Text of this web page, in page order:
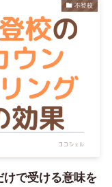
不登校
で受ける意味を